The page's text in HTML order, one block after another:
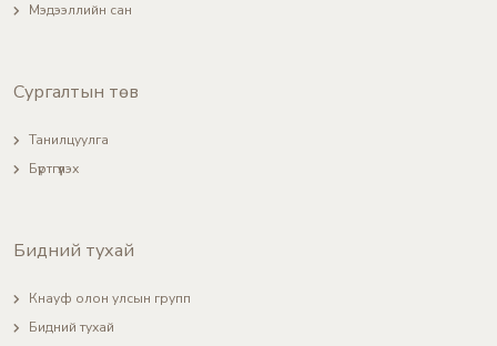
Мэдээллийн сан
Сургалтын төв
Танилцуулга
Бүртгүүлэх
Бидний тухай
Кнауф олон улсын групп
Бидний тухай